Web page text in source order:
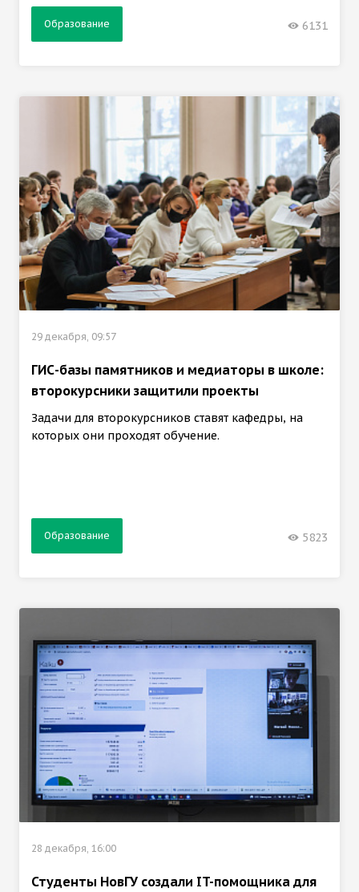
Образование 6131
29 декабря, 09:57
ГИС-базы памятников и медиаторы в школе:
второкурсники защитили проекты
Задачи для второкурсников ставят кафедры, на
которых они проходят обучение.
Образование 5823
28 декабря, 16:00
Студенты НовГУ создали IT-помощника для